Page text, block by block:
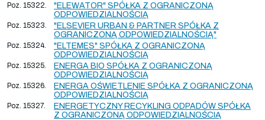
Poz. 15322.
"ELEWATOR" SPÓŁKA Z OGRANICZONĄ
ODPOWIEDZIALNOŚCIĄ
Poz. 15323.
"ELSEVIER URBAN & PARTNER SPÓŁKA Z
OGRANICZONĄ ODPOWIEDZIALNOŚCIĄ"
Poz. 15324.
"ELTEMES" SPÓŁKA Z OGRANICZONĄ
ODPOWIEDZIALNOŚCIĄ
Poz. 15325.
ENERGA BIO SPÓŁKA Z OGRANICZONĄ
ODPOWIEDZIALNOŚCIĄ
Poz. 15326.
ENERGA OŚWIETLENIE SPÓŁKA Z OGRANICZONĄ
ODPOWIEDZIALNOŚCIĄ
Poz. 15327.
ENERGETYCZNY RECYKLING ODPADÓW SPÓŁKA
Z OGRANICZONĄ ODPOWIEDZIALNOŚCIĄ